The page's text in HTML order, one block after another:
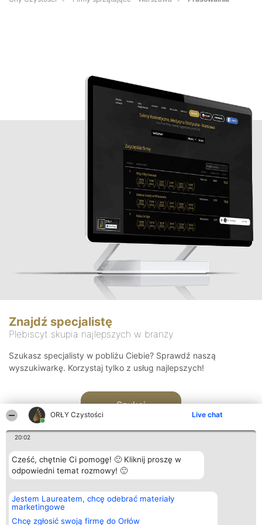
ORŁY Czystości Live chat
20:02
Cześć, chętnie Ci pomogę! 🙂 Kliknij proszę w
odpowiedni temat rozmowy! 🙂
Jestem Laureatem, chcę odebrać materiały
marketingowe
Chcę zgłosić swoją firmę do Orłów
Znajdź specjalistę
Plebiscyt skupia najlepszych w branży
Szukasz specjalisty w pobliżu Ciebie? Sprawdź naszą
wyszukiwarkę. Korzystaj tylko z usług najlepszych!
Szukaj
Organizator plebiscytu
Bright Side Solutions sp. z o.
o. sp. k.
ul. Ruska 22
Plebiscyt
Laureaci
wszystkich
Kontakt
Kontakt